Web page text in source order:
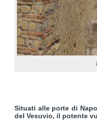
Situati alle porte di
del Vesuvio, il potente